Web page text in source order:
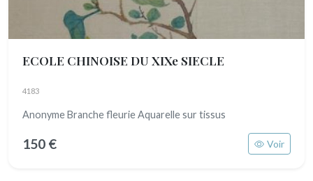
ECOLE CHINOISE DU XIXe SIECLE
4183
Anonyme Branche fleurie Aquarelle sur tissus
150 € Voir